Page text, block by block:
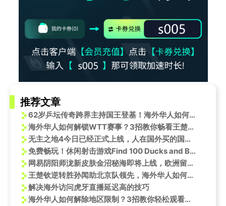
推荐文章
62岁乒坛传奇跨界主持国王登基！海外华人如何突破地域限制看她的精彩时刻
海外华人如何解锁WTT赛事？3招教你畅看王楚钦暴力反手
无主之地4今日已经正式上线，人在国外买的国区CDK地区不可用怎么办？
免费畅玩！休闲射击游戏Find 100 Ducks and Blast Them!登陆Steam
网易阴阳师泷新皮肤金沼秘海即将上线，欧洲留学玩网易阴阳师国服加速器推荐
王楚钦逆转胜孙闻助北京队领先，海外华人如何突破观赛限制看全运
解决海外访问虎牙直播延迟高的技巧
海外华人如何解除地区限制？3招教你轻松观看孙颖莎生日祝福视频